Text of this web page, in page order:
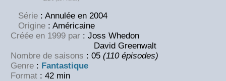
Série : Annulée en 2004
Origine : Américaine
Créée en 1999 par : Joss Whedon
David Greenwalt
Nombre de saisons : 05 (110 épisodes)
Genre : Fantastique
Format : 42 min